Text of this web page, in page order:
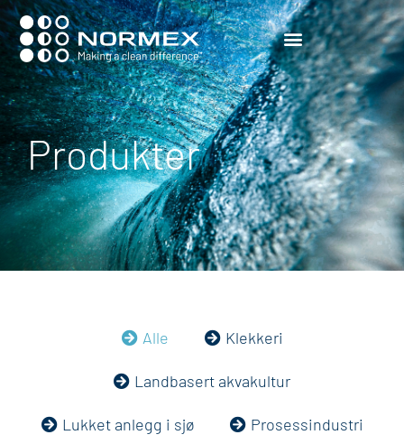
Produkter
Alle Klekkeri
Landbasert akvakultur
Lukket anlegg i sjø Prosessindustri